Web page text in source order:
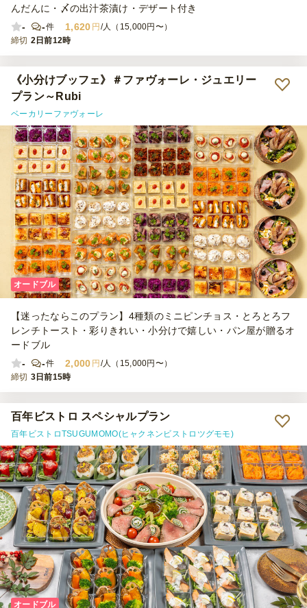
んだんに・〆の出汁茶漬け・デザート付き
-
-件 1,620 円/人（15,000円〜）
締切 2日前12時
《小分けブッフェ》＃ファヴォーレ・ジュエリー
プラン～Rubi
ベーカリーファヴォーレ
オードブル
【迷ったならこのプラン】4種類のミニピンチョス・とろとろフ
レンチトースト・彩りきれい・小分けで嬉しい・パン屋が贈るオ
ードブル
-
-件 2,000 円/人（15,000円〜）
締切 3日前15時
百年ビストロ スペシャルプラン
百年ビストロTSUGUMOMO(ヒャクネンビストロツグモモ)
オードブル